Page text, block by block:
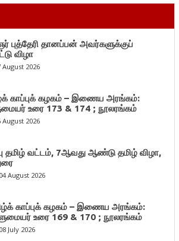
புத்தேரி தானப்பன் அவர்களுக்குப்
விழா
August 2026
காப்புக் கழகம் – இணைய அரங்கம்:
உரை 173 & 174 ; நூலரங்கம்
August 2026
தமிழ் வட்டம், 7ஆவது ஆண்டு தமிழ் விழா,
04 August 2026
காப்புக் கழகம் – இணைய அரங்கம்:
உரை 169 & 170 ; நூலரங்கம்
08 July 2026